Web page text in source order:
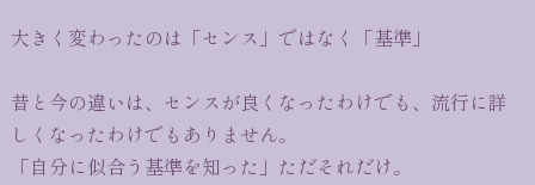
大きく変わったのは「センス」ではなく「基準」
昔と今の違いは、センスが良くなったわけでも、流行に詳
しくなったわけでもありません。
「自分に似合う基準を知った」ただそれだけ。